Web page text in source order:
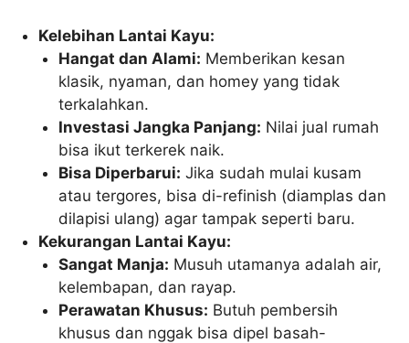
Kelebihan Lantai Kayu:
Hangat dan Alami: Memberikan kesan
klasik, nyaman, dan homey yang tidak
terkalahkan.
Investasi Jangka Panjang: Nilai jual rumah
bisa ikut terkerek naik.
Bisa Diperbarui: Jika sudah mulai kusam
atau tergores, bisa di-refinish (diamplas dan
dilapisi ulang) agar tampak seperti baru.
Kekurangan Lantai Kayu:
Sangat Manja: Musuh utamanya adalah air,
kelembapan, dan rayap.
Perawatan Khusus: Butuh pembersih
khusus dan nggak bisa dipel basah-